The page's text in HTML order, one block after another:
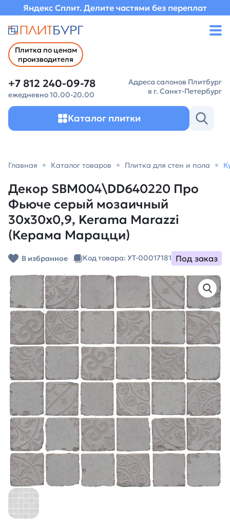
Яндекс Сплит. Делите частями без переплат
Плитка по ценам
производителя
+7 812 240-09-78
ежедневно 10.00-20.00
Адреса салонов Плитбург
в г. Санкт-Петербург
Каталог плитки
Главная Каталог товаров Плитка для стен и пола
Декор SBM004\DD640220 Про
Фьюче серый мозаичный
30x30x0,9, Kerama Marazzi
(Керама Марацци)
В избранное Код товара: УТ-00017181 Под заказ